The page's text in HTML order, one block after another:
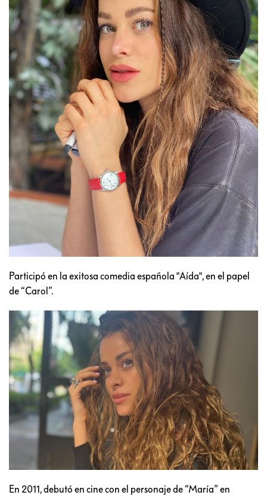
Participó en la exitosa comedia española "Aída", en el papel
de “Carol”.
En 2011, debutó en cine con el personaje de “María” en